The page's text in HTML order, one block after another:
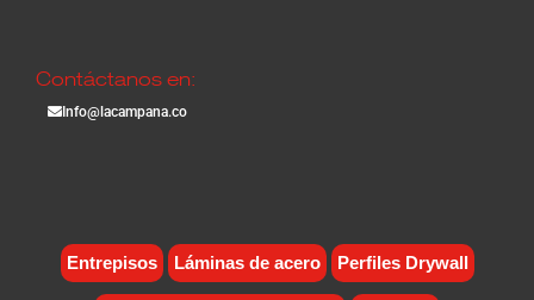
Contáctanos en:
Info@lacampana.co
Entrepisos Láminas de acero Perfiles Drywall